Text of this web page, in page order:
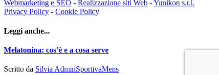
Webmarketing e SEO - Realizzazione siti Web -Yunikon s.r.l.
Privacy Policy - Cookie Policy
Leggi anche...
Melatonina: cos’è e a cosa serve
Scritto da Silvia AdminSportivaMens